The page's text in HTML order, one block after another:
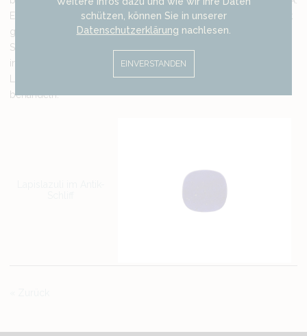
Eine Besonderheit des Lapislazuli ist seine hohe Empfindlichkeit
gegenüber Säuren, Laugen und heißen Reinigungsbädern.
Schon bei kurzem Kontakt können diese einen Lapilazuli
irreparable Schäden zufügen. Daher ist es ratsam, Ihren
Lapilazuli-Schmuck stets mit Bedacht und Vorsicht zu
behandeln.
schützen, können Sie in unserer
Datenschutzerklärung nachlesen.
EINVERSTANDEN